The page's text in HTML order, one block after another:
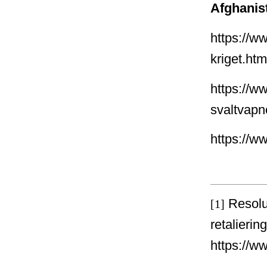
https://
https://
https://
[1]
https://